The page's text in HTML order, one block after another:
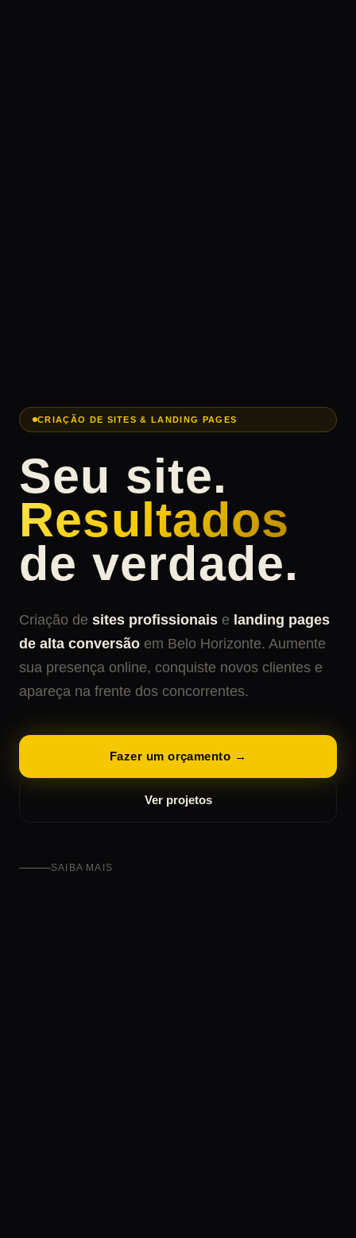
CRIAÇÃO DE SITES & LANDING PAGES
Seu site.
Resultados
de verdade.
Criação de sites profissionais e landing pages
de alta conversão em Belo Horizonte. Aumente
sua presença online, conquiste novos clientes e
apareça na frente dos concorrentes.
Fazer um orçamento →
Ver projetos
SAIBA MAIS